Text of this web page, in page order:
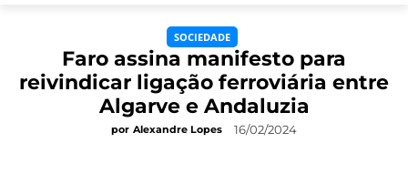
SOCIEDADE
Faro assina manifesto para
reivindicar ligação ferroviária entre
Algarve e Andaluzia
por Alexandre Lopes 16/02/2024